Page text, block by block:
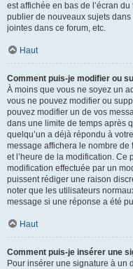
est affichée en bas de l’écran
publier de nouveaux sujets
jointes dans ce forum, etc.
Haut
Comment puis-je modifier ou
À moins que vous ne soyez un
vous ne pouvez modifier ou
pouvez modifier un de vos
dans une limite de temps après
quelqu’un a déjà répondu à
message affichera le nombre de
et l’heure de la modification. Ce
modification effectuée par un
puissent rédiger une raison
noter que les utilisateurs
message si une réponse a été
Haut
Comment puis-je insérer une
Pour insérer une signature à un